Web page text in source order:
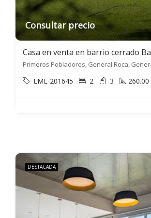
Consultar precio
Primeros Pobladores, General Roca,
EME-201645 2 3 260.00
DESTACADA